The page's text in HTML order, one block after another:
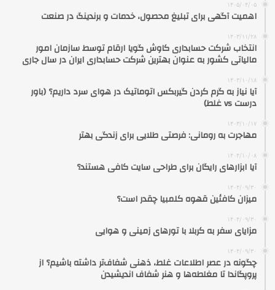
۱۴۰۵/۰۴/۰۵
اهمیت آگهی برای تبلیغ محصول، خدمات و برندینگ در صنعت
۱۴۰۳/۱۱/۲۸
انتخاب شرکت حسابداری کاوش گویا ارقام توسط سازمان امور
مالیاتی کشور به عنوان بهترین شرکت حسابداری ایران در سال جاری
۱۴۰۳/۱۰/۱۸
آیا نیاز به گرم کردن گیربکس اتوماتیک در هوای سرد داریم؟ (باور
درست vs غلط)
۱۴۰۳/۱۰/۱۷
مهاجرت به رومانی: فرصتی طلایی برای زندگی بهتر
۱۴۰۴/۱۰/۰۸
آیا ابزارهای رایگان برای طراحی سایت کافی هستند؟
۱۴۰۴/۰۹/۳۰
میزان کافئین قهوه کلمبیا چقدر است؟
۱۴۰۴/۰۹/۳۰
مزایای سفر به کربلا با تورهای زمینی و هوایی
۱۴۰۴/۰۹/۳۰
چگونه در عصر اطلاعات غلط، ذهنی شفاف‌تر داشته باشیم؟ از
پروپگاندا تا مغلطه‌ها و هنر شفاف اندیشیدن